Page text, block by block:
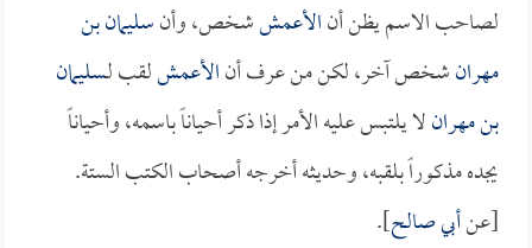
لصاحب الاسم يظن أنالأعمششخص، وأنسليمان بن
مهرانشخص آخر، لكن من عرف أنالأعمشلقب لـسليمان
بن مهرانلا يلتبس عليه الأمر إذا ذكر أحياناً باسمه، وأحياناً
يجده مذكوراً بلقبه، وحديثه أخرجه أصحاب الكتب الستة.
[عنأبي صالح].